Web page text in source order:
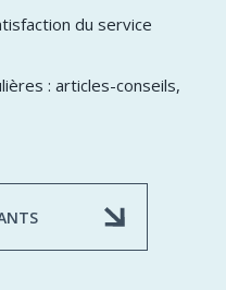
du service
: articles-conseils,